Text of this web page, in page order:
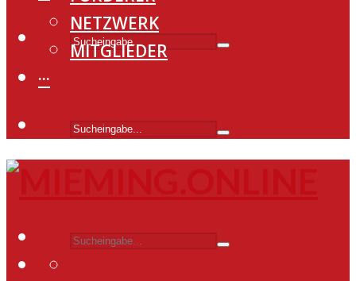
NETZWERK
MITGLIEDER
···